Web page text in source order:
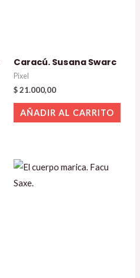
Caracú. Susana Swarc
Pixel
$21.000,00
AÑADIR AL CARRITO